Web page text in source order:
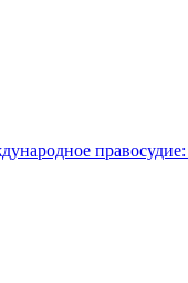
правосудие: